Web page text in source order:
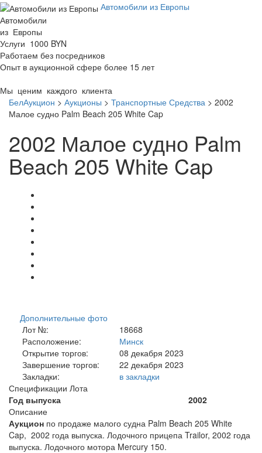
Автомобили из Европы
Автомобили
из Европы
Услуги 1000 BYN
Работаем без посредников
Опыт в аукционной сфере более 15 лет
Мы ценим каждого клиента
БелАукцион > Аукционы > Транспортные Средства > 2002
Малое судно Palm Beach 205 White Cap
2002 Малое судно Palm
Beach 205 White Cap
Дополнительные фото
Лот №:
18668
Расположение:
Минск
Открытие торгов:
08 декабря 2023
Завершение торгов:
22 декабря 2023
Закладки:
в закладки
Спецификации Лота
Год выпуска
2002
Описание
Аукцион по продаже малого судна Palm Beach 205 White
Cap, 2002 года выпуска. Лодочного прицепа Trailor, 2002 года
выпуска. Лодочного мотора Mercury 150.